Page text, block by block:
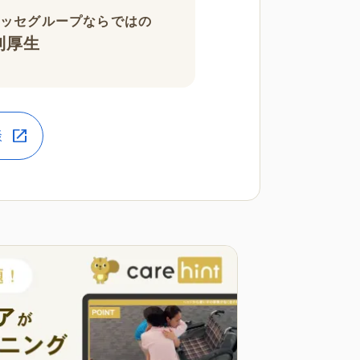
セグループならではの
厚生